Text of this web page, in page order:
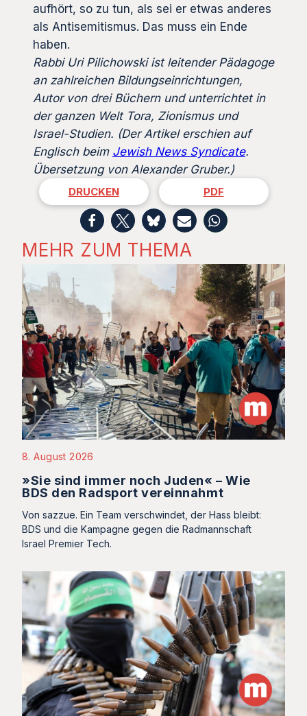
aufhört, so zu tun, als sei er etwas anderes
als Antisemitismus. Das muss ein Ende
haben.
Rabbi Uri Pilichowski ist leitender Pädagoge
an zahlreichen Bildungseinrichtungen,
Autor von drei Büchern und unterrichtet in
der ganzen Welt Tora, Zionismus und
Israel-Studien. (Der Artikel erschien auf
Englisch beim Jewish News Syndicate.
Übersetzung von Alexander Gruber.)
DRUCKEN PDF
MEHR ZUM THEMA
8. August 2026
»Sie sind immer noch Juden« – Wie
BDS den Radsport vereinnahmt
Von sazzue. Ein Team verschwindet, der Hass bleibt:
BDS und die Kampagne gegen die Radmannschaft
Israel Premier Tech.